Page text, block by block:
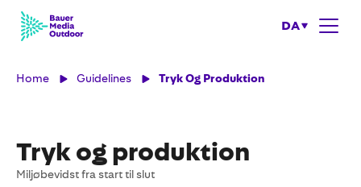
DA
Home Guidelines Tryk Og Produktion
Tryk og produktion
Miljøbevidst fra start til slut